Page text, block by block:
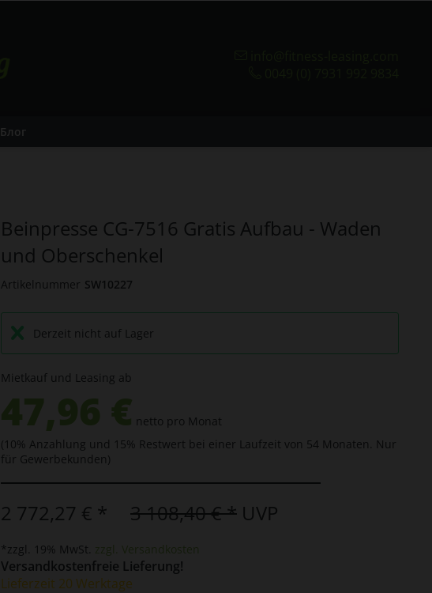
Блог
Beinpresse CG-7516 Gratis Aufbau - Waden
und Oberschenkel
Artikelnummer SW10227
Derzeit nicht auf Lager
Mietkauf und Leasing ab
47,96 € netto pro Monat
(10% Anzahlung und 15% Restwert bei einer Laufzeit von 54 Monaten. Nur
für Gewerbekunden)
2 772,27 € * 3 108,40 € * UVP
*zzgl. 19% MwSt. zzgl. Versandkosten
Versandkostenfreie Lieferung!
Lieferzeit 20 Werktage